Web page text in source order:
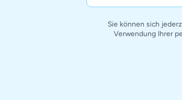
Sie können sich
Verwendung Ihrer